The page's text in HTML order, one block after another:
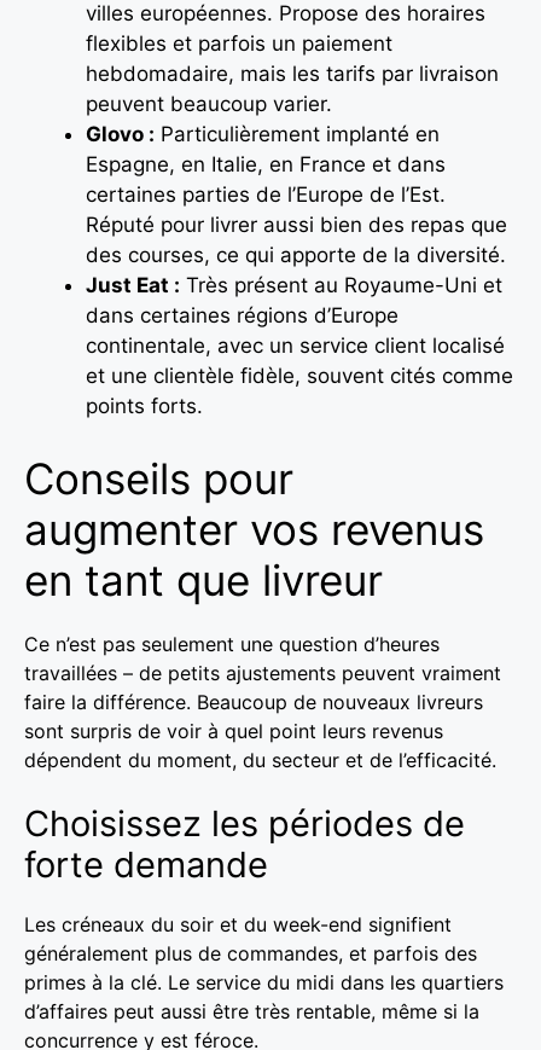
villes européennes. Propose des horaires
flexibles et parfois un paiement
hebdomadaire, mais les tarifs par livraison
peuvent beaucoup varier.
Glovo : Particulièrement implanté en
Espagne, en Italie, en France et dans
certaines parties de l’Europe de l’Est.
Réputé pour livrer aussi bien des repas que
des courses, ce qui apporte de la diversité.
Just Eat : Très présent au Royaume-Uni et
dans certaines régions d’Europe
continentale, avec un service client localisé
et une clientèle fidèle, souvent cités comme
points forts.
Conseils pour
augmenter vos revenus
en tant que livreur
Ce n’est pas seulement une question d’heures
travaillées – de petits ajustements peuvent vraiment
faire la différence. Beaucoup de nouveaux livreurs
sont surpris de voir à quel point leurs revenus
dépendent du moment, du secteur et de l’efficacité.
Choisissez les périodes de
forte demande
Les créneaux du soir et du week-end signifient
généralement plus de commandes, et parfois des
primes à la clé. Le service du midi dans les quartiers
d’affaires peut aussi être très rentable, même si la
concurrence y est féroce.